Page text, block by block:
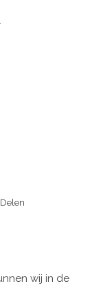
Delen
wij in de